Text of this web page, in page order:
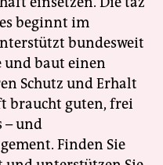
beginnt im
bundesweit
und baut einen
Schutz und Erhalt
braucht guten, frei
– und
Finden Sie